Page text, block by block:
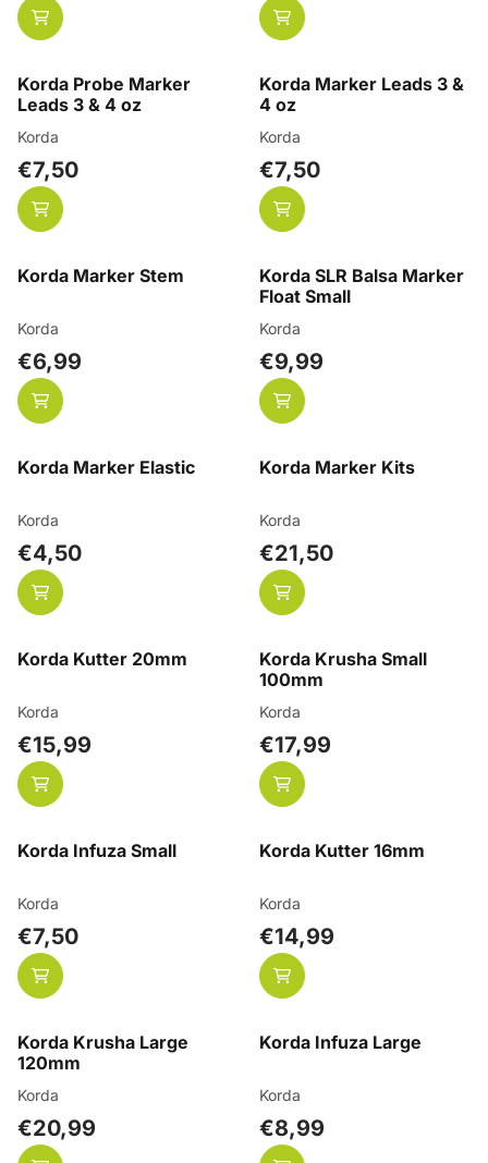
Korda Probe Marker
Leads 3 & 4 oz
Merk:
Korda
Prijs: 7,50
€7,50
Korda Marker Leads 3 &
4 oz
Merk:
Korda
Prijs: 7,50
€7,50
Korda Marker Stem
Merk:
Korda
Prijs: 6,99
€6,99
Korda SLR Balsa Marker
Float Small
Merk:
Korda
Prijs: 9,99
€9,99
Korda Marker Elastic
Merk:
Korda
Prijs: 4,50
€4,50
Korda Marker Kits
Merk:
Korda
Prijs: 21,50
€21,50
Korda Kutter 20mm
Merk:
Korda
Prijs: 15,99
€15,99
Korda Krusha Small
100mm
Merk:
Korda
Prijs: 17,99
€17,99
Korda Infuza Small
Merk:
Korda
Prijs: 7,50
€7,50
Korda Kutter 16mm
Merk:
Korda
Prijs: 14,99
€14,99
Korda Krusha Large
120mm
Merk:
Korda
Prijs: 20,99
€20,99
Korda Infuza Large
Merk:
Korda
Prijs: 8,99
€8,99